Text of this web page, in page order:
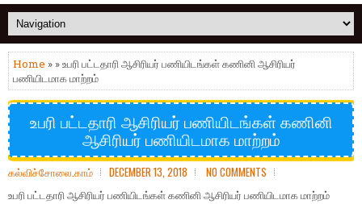
Home » » உபரி பட்டதாரி ஆசிரியர் பணியிடங்கள் கணினி ஆசிரியர்
பணியிடமாக மாற்றம்
உபரி பட்டதாரி ஆசிரியர் பணியிடங்கள் கணினி
ஆசிரியர் பணியிடமாக மாற்றம்
கல்விச்சோலை.காம் DECEMBER 13, 2018 NO COMMENTS
உபரி பட்டதாரி ஆசிரியர் பணியிடங்கள் கணினி ஆசிரியர் பணியிடமாக மாற்றம்